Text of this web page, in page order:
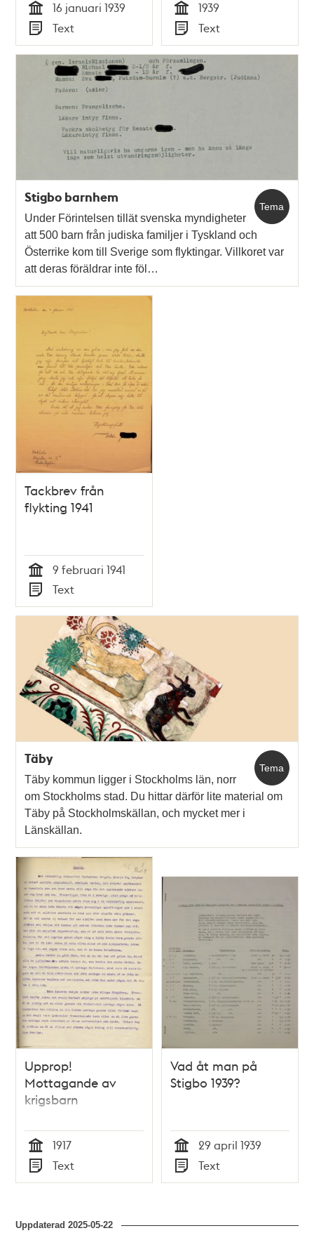
Tid
16 januari 1939
Typ
Text Tid
1939
Typ
Text
Tema
Stigbo barnhem
Under Förintelsen tillät svenska myndigheter
att 500 barn från judiska familjer i Tyskland och
Österrike kom till Sverige som flyktingar. Villkoret var
att deras föräldrar inte föl…
Tackbrev från
flykting 1941
Tid
9 februari 1941
Typ
Text
Tema
Täby
Täby kommun ligger i Stockholms län, norr
om Stockholms stad. Du hittar därför lite material om
Täby på Stockholmskällan, och mycket mer i
Länskällan.
Upprop!
Mottagande av
krigsbarn
Tid
1917
Typ
Text
Vad åt man på
Stigbo 1939?
Tid
29 april 1939
Typ
Text
Uppdaterad2025-05-22